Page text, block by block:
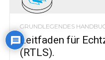
GRUNDLEGENDES
Leitfaden für
(RTLS).